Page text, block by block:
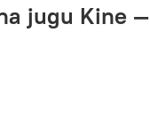
jugu Kine —